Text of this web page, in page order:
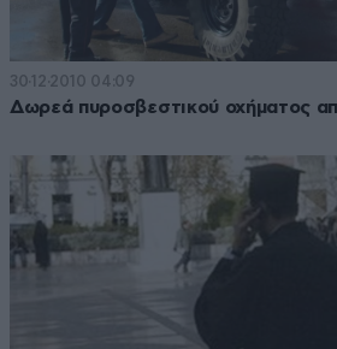
30·12·2010 04:09
Δωρεά πυροσβεστικού οχήματος